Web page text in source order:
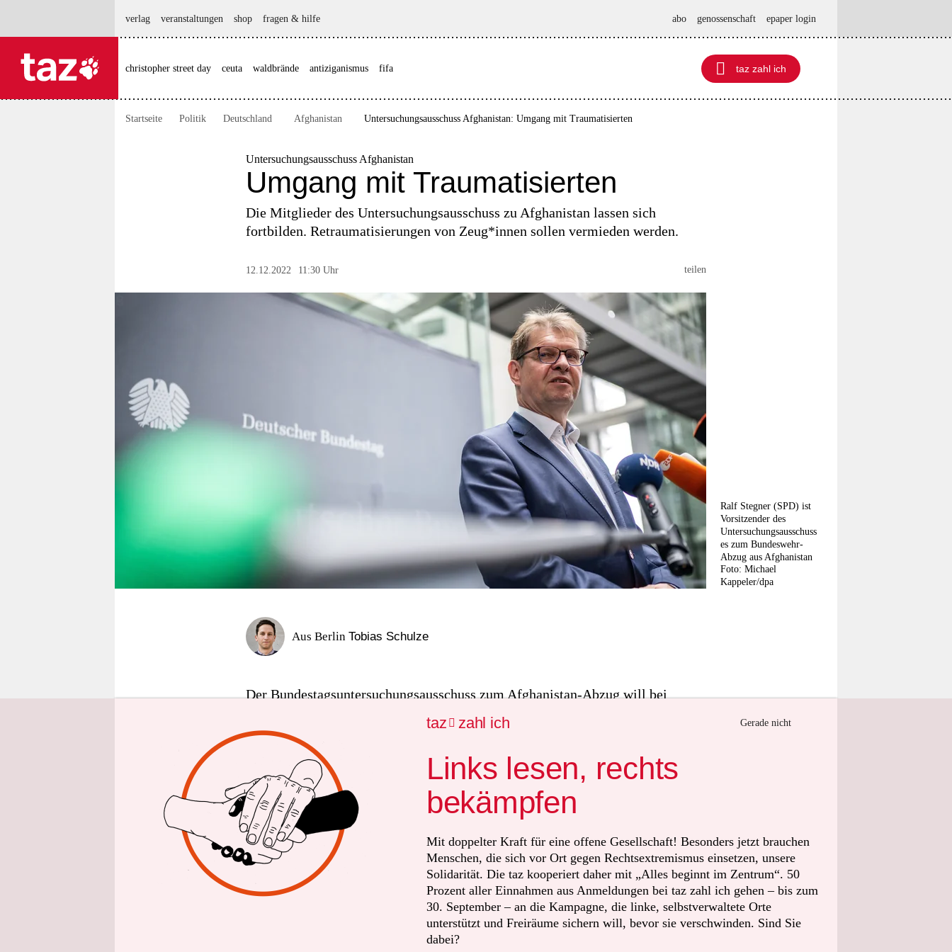
wahrheit
verlag
unterstützen
verlag
veranstaltungen shop fragen & hilfe abo genossenschaft epaper login
christopher street day ceuta waldbrände antiziganismus fifa 
taz zahl ich
taz zahl ich
Startseite Politik Deutschland Afghanistan Untersuchungsausschuss Afghanistan: Umgang mit Traumatisierten
Untersuchungsausschuss Afghanistan
Umgang mit Traumatisierten
Die Mitglieder des Untersuchungsausschuss zu Afghanistan lassen sich
fortbilden. Retraumatisierungen von Zeu­g*in­nen sollen vermieden werden.
12.12.2022 11:30 Uhr teilen
Ralf Stegner (SPD) ist
Vorsitzender des
Untersuchungsausschuss
es zum Bundeswehr-
Abzug aus Afghanistan
Foto: Michael
Kappeler/dpa
Aus Berlin Tobias Schulze
Der Bundestagsuntersuchungsausschuss zum Afghanistan-Abzug will bei
Befragungen von Ortskräften künftig mehr Rücksicht auf deren psychische
Gesundheit nehmen. Sitzungen, in denen
werden ab sofort durch eine Psychotherapeutin begleitet. Den Mitgliedern des
Ausschusses wird zudem eine Fortbildung zum Thema Retraumatisierung
angeboten. Nach taz-Informationen haben die Obleute der Fraktionen das als
Reaktion auf eine vorzeitig abgebrochene Sitzung im November vereinbart.
Als Zeuge war damals ein Mann geladen, der einst in einem Medienzentrum
der Bundeswehr in Masar-e Scharif gearbeitet hatte.Seine Flucht vor den
Taliban schilderte er als Odyssee: Zunächst habe ihm die Bundeswehr Hilfe
verweigert, weil er nur per Werksvertrag beschäftigt war. Später hätten Bun­des­
wehr­sol­da­t*in­nen ihn und seine Familie trotz einer Evakuierungszusage mit
taz  zahl ich Gerade nicht
Links lesen, rechts
bekämpfen
Mit doppelter Kraft für eine offene Gesellschaft! Besonders jetzt brauchen
Menschen, die sich vor Ort gegen Rechtsextremismus einsetzen, unsere
Solidarität. Die taz kooperiert daher mit „Alles beginnt im Zentrum“. 50
Prozent aller Einnahmen aus Anmeldungen bei taz zahl ich gehen – bis zum
30. September – an die Kampagne, die linke, selbstverwaltete Orte
unterstützt und Freiräume sichern will, bevor sie verschwinden. Sind Sie
dabei?